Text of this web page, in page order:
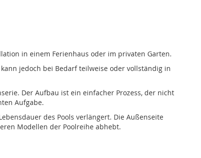
in einem Ferienhaus oder im privaten Garten.
jedoch bei Bedarf teilweise oder vollständig in
Der Aufbau ist ein einfacher Prozess, der nicht
Aufgabe.
des Pools verlängert. Die Außenseite
Modellen der Poolreihe abhebt.